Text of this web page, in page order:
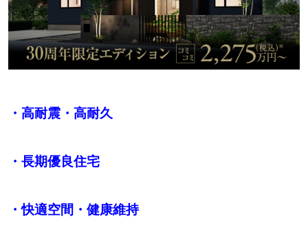
・高耐震・高耐久
・長期優良住宅
・快適空間・健康維持